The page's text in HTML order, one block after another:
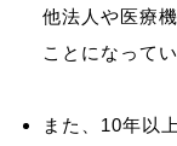
他法人や医療
ことになってい
また、10年以